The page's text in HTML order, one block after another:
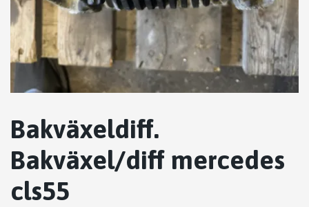
Bakväxeldiff.
Bakväxel/diff mercedes
cls55